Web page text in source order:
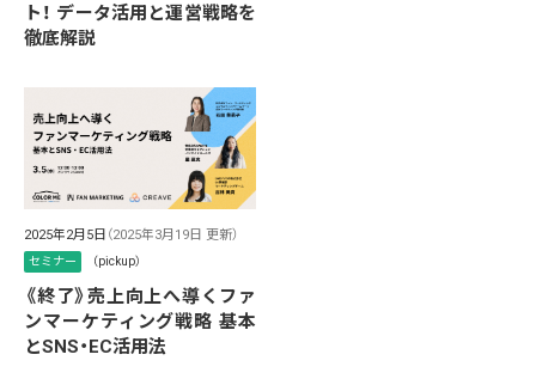
ト！ データ活用と運営戦略を
徹底解説
2025年2月5日 （2025年3月19日 更新）
セミナー （pickup）
《終了》売上向上へ導くファ
ンマーケティング戦略 基本
とSNS・EC活用法